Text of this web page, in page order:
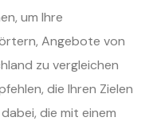
um Ihre
Angebote von
zu vergleichen
die Ihren Zielen
die mit einem